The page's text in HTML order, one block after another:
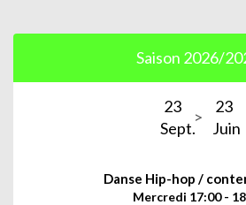
Saison 2026/
23
Sept.
23
Juin
Danse Hip-hop /
Mercredi 17:00 -